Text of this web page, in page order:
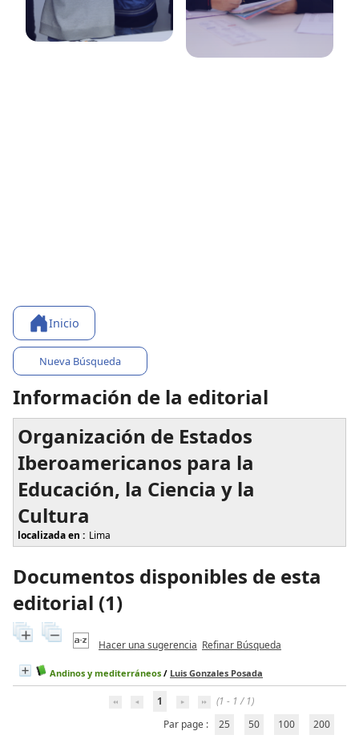
Inicio
Nueva Búsqueda
Información de la editorial
Organización de Estados
Iberoamericanos para la
Educación, la Ciencia y la
Cultura
localizada en : Lima
Documentos disponibles de esta
editorial (1)
Hacer una sugerencia Refinar Búsqueda
Andinos y mediterráneos / Luis Gonzales Posada
1
(1 - 1 / 1)
Par page :
25 50 100 200